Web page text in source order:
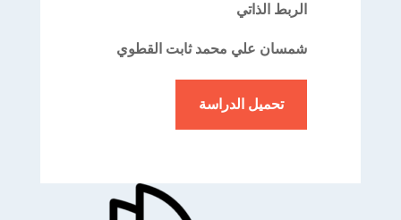
الربط الذاتي
شمسان علي محمد ثابت القطوي
تحميل الدراسة